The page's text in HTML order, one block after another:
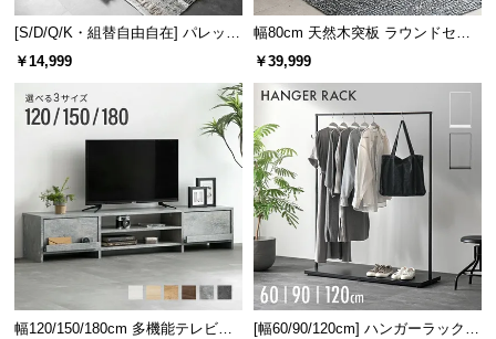
[S/D/Q/K・組替自由自在] パレット
ベッド 8/12/16枚セット
￥14,999
幅80cm 天然木突板 ラウンドセン
ターテーブル 美しい格子デザイン
￥39,999
幅120/150/180cm 多機能テレビボ
[幅60/90/120cm] ハンガーラック